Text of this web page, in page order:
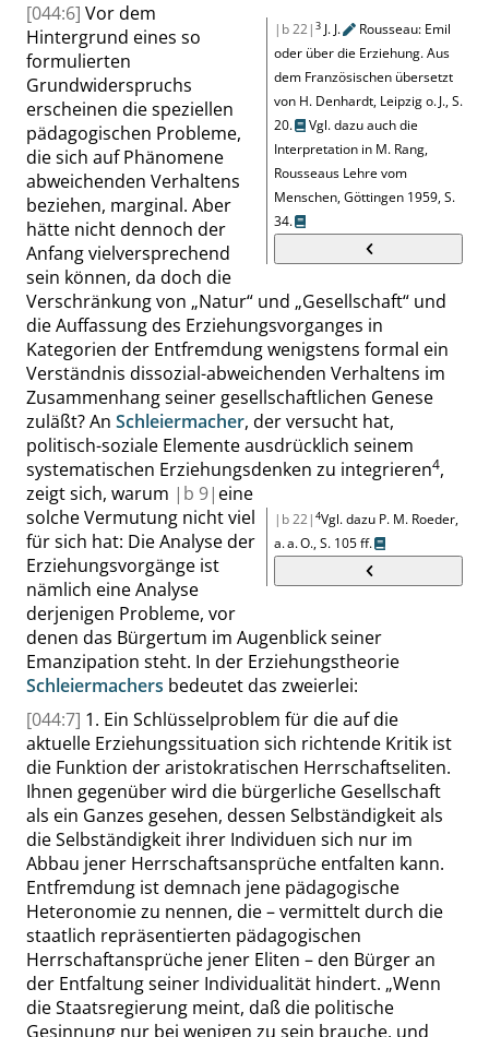
|b 22| 3 J. J.
Rousseau: Emil
oder über die Erziehung. Aus
dem Französischen übersetzt
von H. Denhardt, Leipzig o. J.,S.
20.
Vgl. dazu auch die
Interpretation in M. Rang,
Rousseaus Lehre vom
Menschen,Göttingen 1959,S.
34.
[044:6] Vor dem
Hintergrund eines so
formulierten
Grundwiderspruchs
erscheinen die speziellen
pädagogischen Probleme,
die sich auf Phänomene
abweichenden Verhaltens
beziehen, marginal. Aber
hätte nicht dennoch der
Anfang vielversprechend
sein können, da doch die
Verschränkung von „Natur“ und „Gesellschaft“ und
die Auffassung des Erziehungsvorganges in
Kategorien der Entfremdung wenigstens formal ein
Verständnis dissozial-abweichenden Verhaltens im
Zusammenhang seiner gesellschaftlichen Genese
zuläßt? An Schleiermacher, der versucht hat,
politisch-soziale Elemente ausdrücklich seinem
systematischen Erziehungsdenken zu integrieren4
|b 22| 4Vgl. dazu P. M. Roeder,
a. a. O.,S. 105 ff.
,
zeigt sich, warum | b 9| eine
solche Vermutung nicht viel
für sich hat: Die Analyse der
Erziehungsvorgänge ist
nämlich eine Analyse
derjenigen Probleme, vor
denen das Bürgertum im Augenblick seiner
Emanzipation steht. In der Erziehungstheorie
Schleiermachers bedeutet das zweierlei:
[044:7] 1. Ein Schlüsselproblem für die auf die
aktuelle Erziehungssituation sich richtende Kritik ist
die Funktion der aristokratischen Herrschaftseliten.
Ihnen gegenüber wird die bürgerliche Gesellschaft
als ein Ganzes gesehen, dessen Selbständigkeit als
die Selbständigkeit ihrer Individuen sich nur im
Abbau jener Herrschaftsansprüche entfalten kann.
Entfremdung ist demnach jene pädagogische
Heteronomie zu nennen, die – vermittelt durch die
staatlich repräsentierten pädagogischen
Herrschaftansprüche jener Eliten – den Bürger an
der Entfaltung seiner Individualität hindert. „Wenn
die Staatsregierung meint, daß die politische
Gesinnung nur bei wenigen zu sein brauche, und